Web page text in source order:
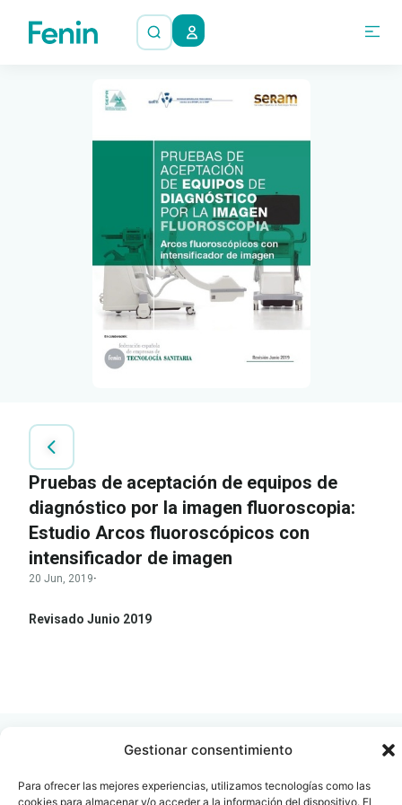
Gestionar consentimiento
Para ofrecer las mejores experiencias, utilizamos tecnologías como las
cookies para almacenar y/o acceder a la información del dispositivo. El
Pruebas de aceptación de equipos de
diagnóstico por la imagen fluoroscopia:
Estudio Arcos fluoroscópicos con
intensificador de imagen
20 Jun, 2019·
Revisado Junio 2019